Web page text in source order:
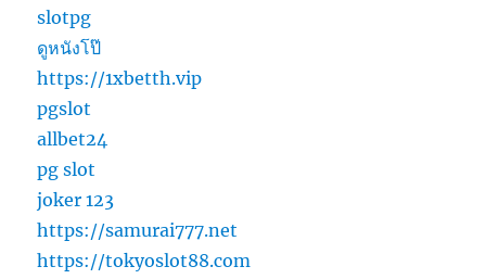
slotpg
ดูหนังโป๊
https://1xbetth.vip
pgslot
allbet24
pg slot
joker 123
https://samurai777.net
https://tokyoslot88.com